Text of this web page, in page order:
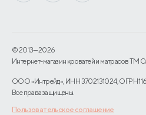
© 2013—2026
Интернет-магазин кроватей и матрасов TM
ООО «Интрейд», ИНН 3702131024, ОГРН
Все права защищены.
Пользовательское соглашение